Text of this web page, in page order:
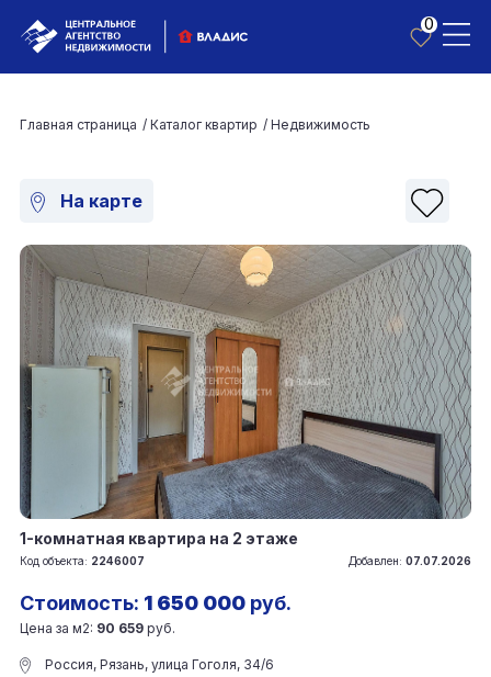
0
Главная страница / Каталог квартир / Недвижимость
На карте
1-комнатная квартира на 2 этаже
Код объекта: 2246007 Добавлен: 07.07.2026
Стоимость: 1 650 000 руб.
Цена за м2: 90 659 руб.
Россия, Рязань, улица Гоголя, 34/6